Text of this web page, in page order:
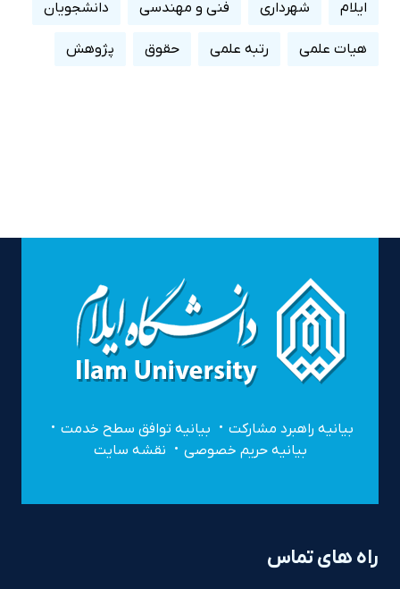
ایلام شهرداری فنی و مهندسی دانشجویان
هیات علمی رتبه علمی حقوق پژوهش
بیانیه راهبرد مشارکت
بیانیه توافق سطح خدمت
بیانیه حریم خصوصی
نقشه سایت
راه های تماس